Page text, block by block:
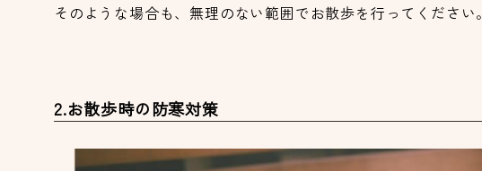
そのような場合も、無理のない範囲でお散歩を行ってください。
2.お散歩時の防寒対策